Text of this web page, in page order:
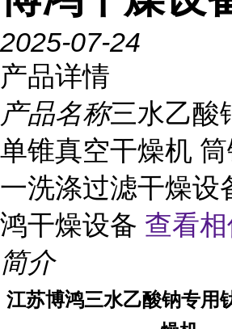
2025-07-24
产品详情
产品名称三水乙酸
单锥真空干燥机
一洗涤过滤干燥设
鸿干燥设备 查看
简介
江苏博鸿三水乙酸钠专用